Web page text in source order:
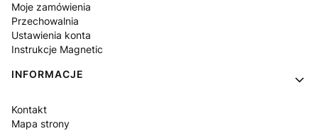
Moje zamówienia
Przechowalnia
Ustawienia konta
Instrukcje Magnetic
INFORMACJE
Kontakt
Mapa strony